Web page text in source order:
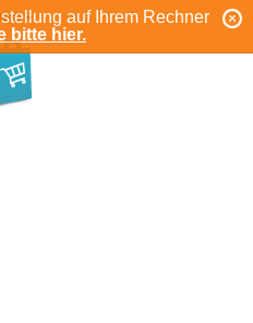
auf Ihrem Rechner
bitte hier.